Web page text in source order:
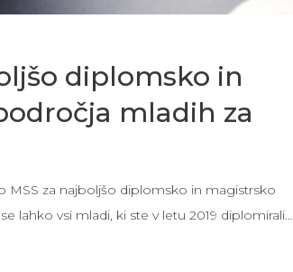
diplomsko in
mladih za
MSS za najboljšo diplomsko in magistrsko
lahko vsi mladi, ki ste v letu 2019 diplomirali…